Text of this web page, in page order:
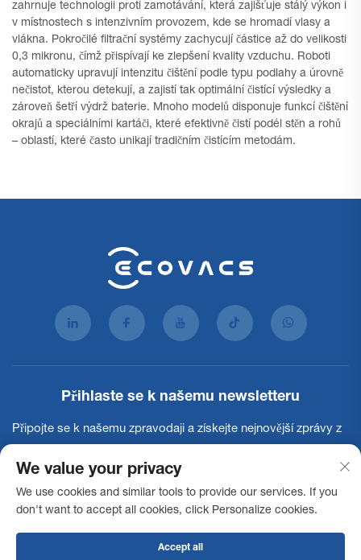
zahrnuje technologii proti zamotávání, která zajišťuje stálý výkon i
v místnostech s intenzivním provozem, kde se hromadí vlasy a
vlákna. Pokročilé filtrační systémy zachycují částice až do velikosti
0,3 mikronu, čímž přispívají ke zlepšení kvality vzduchu. Roboti
automaticky upravují intenzitu čištění podle typu podlahy a úrovně
nečistot, kterou detekují, a zajistí tak optimální čistící výsledky a
zároveň šetří výdrž baterie. Mnoho modelů disponuje funkcí čištění
okrajů a speciálními kartáči, které efektivně čistí podél stěn a rohů
– oblastí, které často unikají tradičním čistícím metodám.
Přihlaste se k našemu newsletteru
Připojte se k našemu zpravodaji a získejte nejnovější zprávy z
Přihlásit se k odběru
We value your privacy
We use cookies and similar tools to provide our services. If you
don't want to accept all cookies, click Personalize cookies.
Accept all